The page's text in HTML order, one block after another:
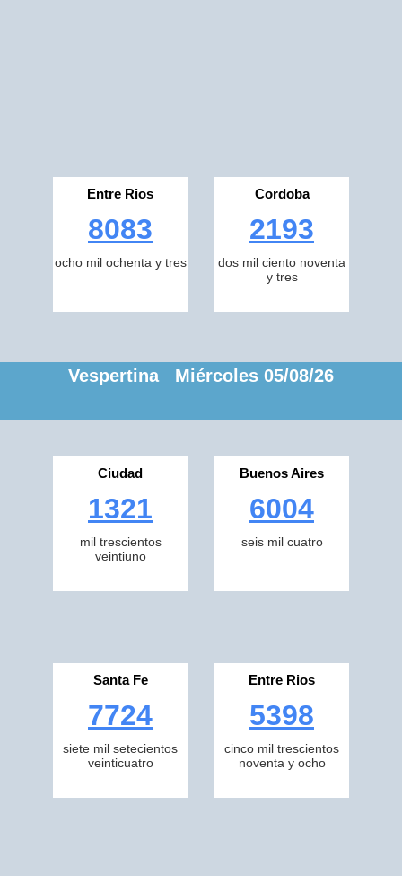
Entre Rios
8083
ocho mil ochenta y tres
Cordoba
2193
dos mil ciento noventa
y tres
Vespertina Miércoles 05/08/26
Ciudad
1321
mil trescientos
veintiuno
Buenos Aires
6004
seis mil cuatro
Santa Fe
7724
siete mil setecientos
veinticuatro
Entre Rios
5398
cinco mil trescientos
noventa y ocho